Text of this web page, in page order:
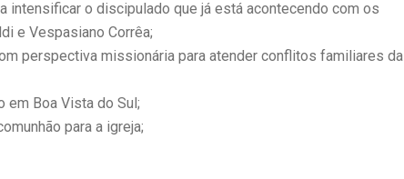
intensificar o discipulado que já está acontecendo com os
e Vespasiano Corrêa;
perspectiva missionária para atender conflitos familiares da
em Boa Vista do Sul;
para a igreja;​